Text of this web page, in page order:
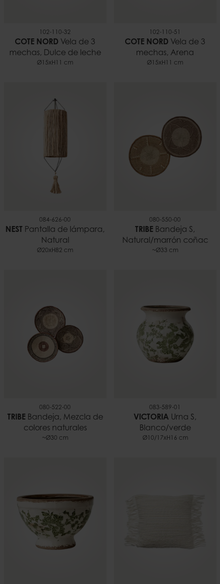
102-110-32
COTE NORD Vela de 3
mechas, Dulce de leche
Ø15xH11 cm
102-110-51
COTE NORD Vela de 3
mechas, Arena
Ø15xH11 cm
084-626-00
NEST
Pantalla de lámpara,
Natural
Ø20xH82 cm
080-550-00
TRIBE Bandeja S,
Natural/marrón coñac
~Ø33 cm
080-522-00
TRIBEBandeja, Mezcla de
colores naturales
~Ø30 cm
083-589-01
VICTORIA Urna S,
Blanco/verde
Ø10/17xH16 cm